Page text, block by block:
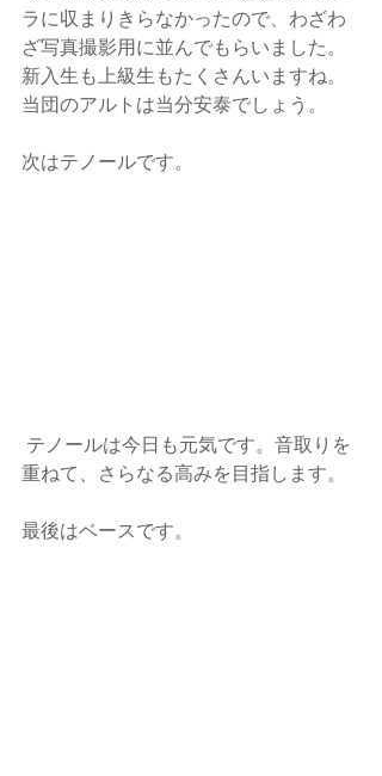
ラに収まりきらなかったので、わざわ
ざ写真撮影用に並んでもらいました。
新入生も上級生もたくさんいますね。
当団のアルトは当分安泰でしょう。
次はテノールです。
重ねて、さらなる高みを目指します。
最後はベースです。